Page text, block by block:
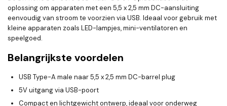
oplossing om apparaten met een 5,5 x 2,5 mm DC-aansluiting
eenvoudig van stroom te voorzien via USB. Ideaal voor gebruik met
kleine apparaten zoals LED-lampjes, mini-ventilatoren en
speelgoed.
Belangrijkste voordelen
USB Type-A male naar 5,5 x 2,5 mm DC-barrel plug
5V uitgang via USB-poort
Compact en lichtgewicht ontwerp, ideaal voor onderweg